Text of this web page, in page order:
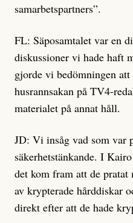
samarbetspartners”.
FL: Säposamtalet var en
diskussioner vi hade haft
gjorde vi bedömningen
husrannsakan på TV4-
materialet på annat håll.
JD: Vi insåg vad som var
säkerhetstänkande. I
det kom fram att de pratat
av krypterade hårddiskar
direkt efter att de hade